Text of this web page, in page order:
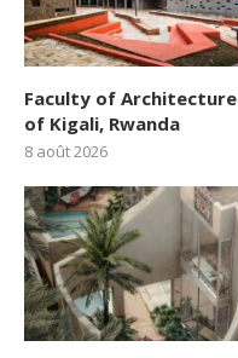
Faculty of Architecture
of Kigali, Rwanda
8 août 2026